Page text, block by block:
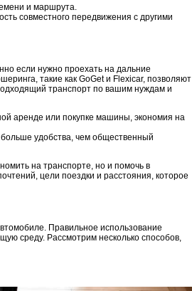
и маршрута.
совместного передвижения с другими
если нужно проехать на дальние
такие как GoGet и Flexicar, позволяют
транспорт по вашим нуждам и
аренде или покупке машины, экономия на
удобства, чем общественный
на транспорте, но и помочь в
цели поездки и расстояния, которое
Правильное использование
среду. Рассмотрим несколько способов,